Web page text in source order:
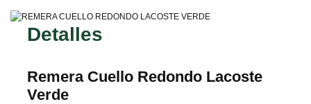
Detalles
Remera Cuello Redondo Lacoste
Verde